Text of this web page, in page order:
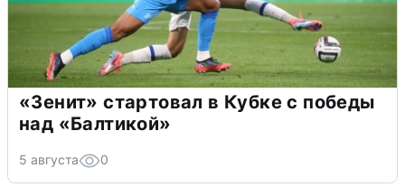
«Зенит» стартовал в Кубке с победы
над «Балтикой»
5 августа 0